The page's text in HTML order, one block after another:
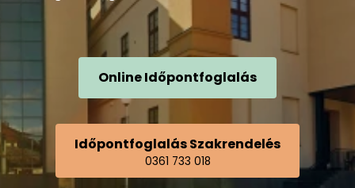
Online Időpontfoglalás
Időpontfoglalás Szakrendelés
0361 733 018